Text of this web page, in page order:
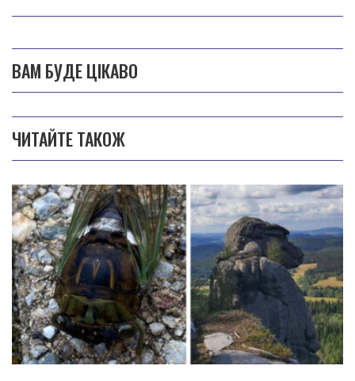
ВАМ БУДЕ ЦІКАВО
ЧИТАЙТЕ ТАКОЖ